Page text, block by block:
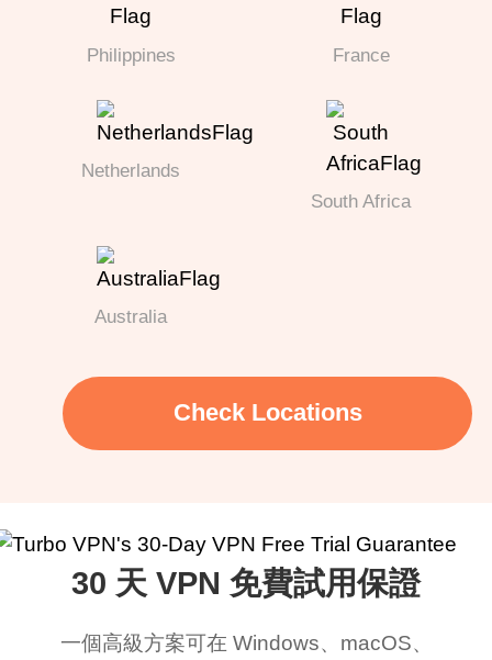
Philippines France
Netherlands
South Africa
Australia
Check Locations
30 天 VPN 免費試用保證
一個高級方案可在 Windows、macOS、